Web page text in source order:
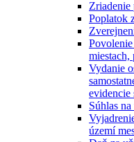
Zriadenie
Poplatok
miestach,
Vydanie
evidencie
Súhlas
území